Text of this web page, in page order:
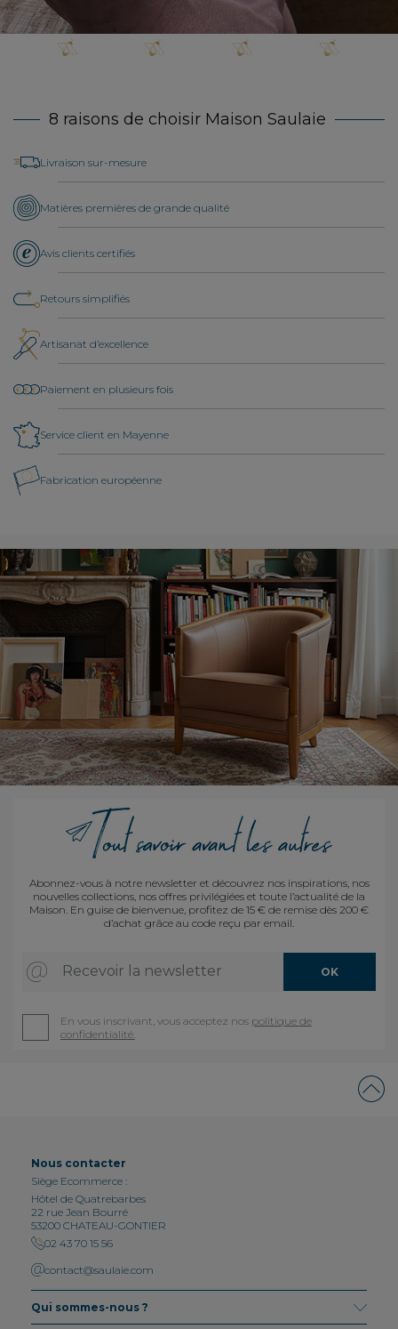
8 raisons de choisir Maison Saulaie
Livraison sur-mesure
Matières premières de grande qualité
Avis clients certifiés
Retours simplifiés
Artisanat d’excellence
Paiement en plusieurs fois
Service client en Mayenne
Fabrication européenne
Abonnez-vous à notre newsletter et découvrez nos inspirations, nos
nouvelles collections, nos offres privilégiées et toute l’actualité de la
Maison. En guise de bienvenue, profitez de 15 € de remise dès 200 €
d’achat grâce au code reçu par email.
Recevoir la newsletter OK
En vous inscrivant, vous acceptez nos politique de
confidentialité.
Nous contacter
Siège Ecommerce :
Hôtel de Quatrebarbes
22 rue Jean Bourré
53200 CHATEAU-GONTIER
02 43 70 15 56
contact@saulaie.com
Qui sommes-nous ?